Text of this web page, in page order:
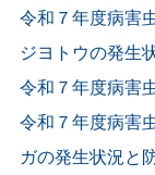
令和７年度病害
ジヨトウの発生
令和７年度病害
令和７年度病害
ガの発生状況と